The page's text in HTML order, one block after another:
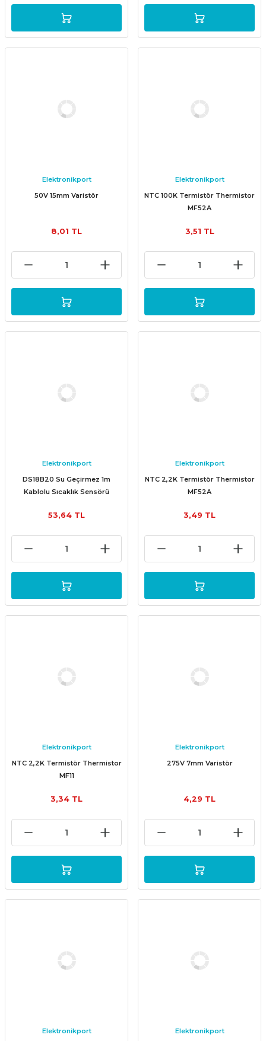
Elektronikport
50V 15mm Varistör
8,01 TL
Elektronikport
NTC 100K Termistör Thermistor
MF52A
3,51 TL
Elektronikport
DS18B20 Su Geçirmez 1m
Kablolu Sıcaklık Sensörü
53,64 TL
Elektronikport
NTC 2,2K Termistör Thermistor
MF52A
3,49 TL
Elektronikport
NTC 2,2K Termistör Thermistor
MF11
3,34 TL
Elektronikport
275V 7mm Varistör
4,29 TL
Elektronikport Elektronikport